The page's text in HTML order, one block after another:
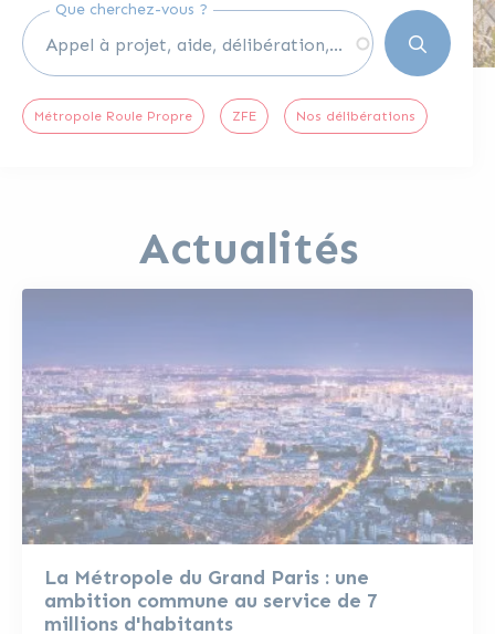
Que cherchez-vous ?
Métropole Roule Propre ZFE Nos délibérations
Actualités
La Métropole du Grand Paris : une
ambition commune au service de 7
millions d'habitants